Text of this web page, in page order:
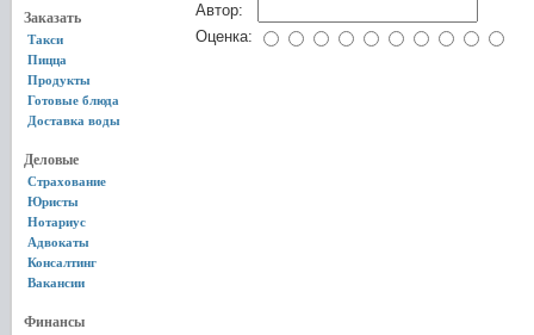
Заказать
Такси
Пицца
Продукты
Готовые блюда
Доставка воды
Деловые
Страхование
Юристы
Нотариус
Адвокаты
Консалтинг
Вакансии
Финансы
Автор:
Оценка: